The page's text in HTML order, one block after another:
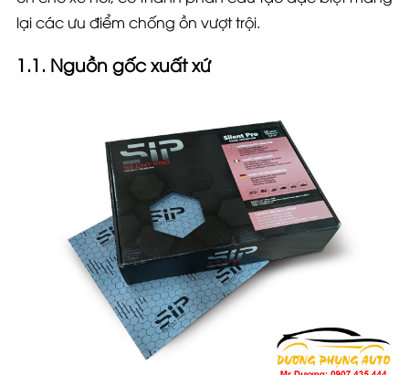
lại các ưu điểm chống ồn vượt trội.
1.1. Nguồn gốc xuất xứ